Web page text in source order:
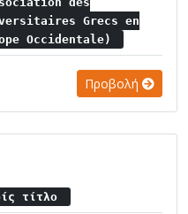
Grecs en
Occidentale)
Προβολή
τίτλο